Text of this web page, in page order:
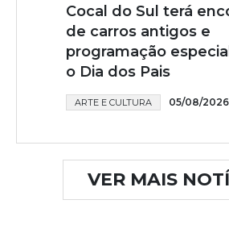
Cocal do Sul terá
de carros antigos e
programação
o Dia dos Pais
ARTE E CULTURA 05/08/2026
VER MAIS